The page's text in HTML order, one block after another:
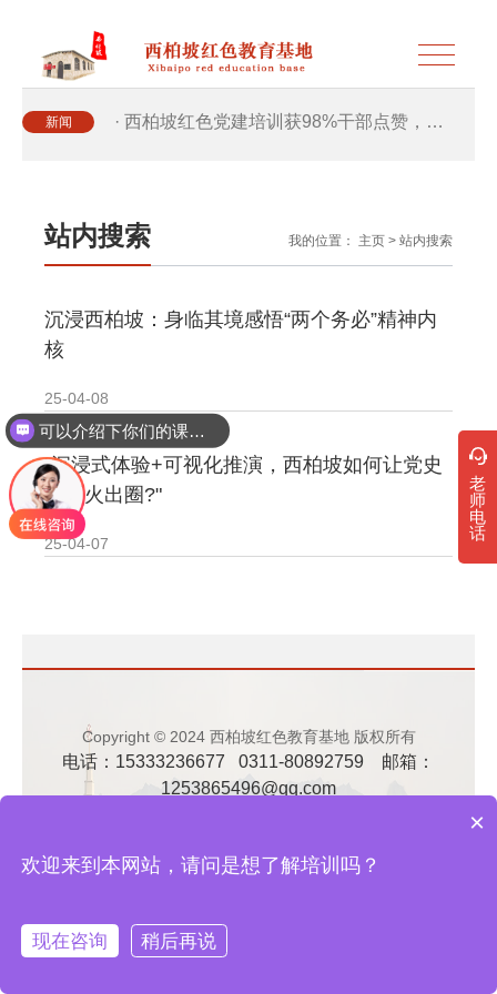
新闻 · 西柏坡红色党建培训获98%干部点赞，…
· 干部培训破解走过场 西柏坡红色教育…
· 2026年干部培训提质增效三大路径，揭…
· 筑牢新时代干部信仰根基 西柏坡3招给…
站内搜索 我的位置： 主页 > 站内搜索
沉浸西柏坡：身临其境感悟“两个务必”精神内
核
25-04-08
"沉浸式体验+可视化推演，西柏坡如何让党史
教育火出圈?"
25-04-07
Copyright © 2024 西柏坡红色教育基地 版权所有
电话：15333236677 0311-80892759 邮箱：
1253865496@qq.com
老
师
电
话
×
欢迎来到本网站，请问是想了解培训吗？
现在咨询
稍后再说
在线咨询